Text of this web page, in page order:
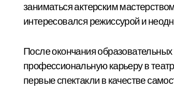
заниматься актерским
интересовался режиссурой и
После окончания
профессиональную карьеру в
первые спектакли в качестве